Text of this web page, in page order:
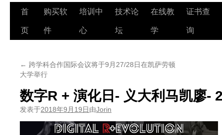
跳
至
首
页
购买软
件
培训中
心
技术论
坛
在线教
学
证书查
询
← 跨学科合作国际会议将于9月27/28日在凯萨劳顿
大学举行
数字R + 演化日- 义大利马凯廖-
发表于2018年9月19日由Jorin